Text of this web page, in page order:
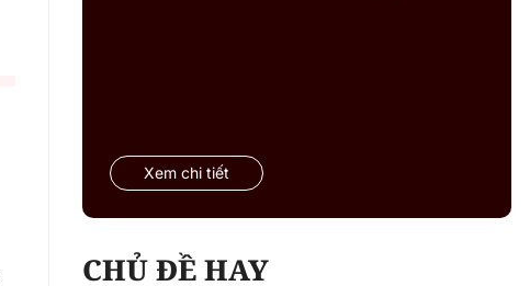
Xem chi tiết
CHỦ ĐỀ HAY